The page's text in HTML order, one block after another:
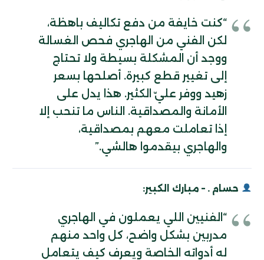
“كنت خايفة من دفع تكاليف باهظة،
لكن الفني من الهاجري فحص الغسالة
ووجد أن المشكلة بسيطة ولا تحتاج
إلى تغيير قطع كبيرة. أصلحها بسعر
زهيد ووفر عليّ الكثير. هذا يدل على
الأمانة والمصداقية. الناس ما تنحب إلا
إذا تعاملت معهم بمصداقية،
والهاجري بيقدموا هالشي.”
حسام . – مبارك الكبير:
“الفنيين اللي يعملون في الهاجري
مدربين بشكل واضح، كل واحد منهم
له أدواته الخاصة ويعرف كيف يتعامل